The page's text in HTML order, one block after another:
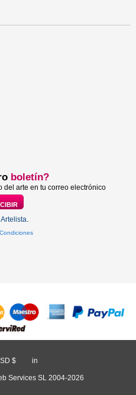
boletín?
del arte en tu correo electrónico
.
Condiciones
$ in
Services SL 2004-2026